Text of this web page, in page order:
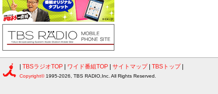
TBSラジオTOP ワイド番組TOP サイトマップ TBSトップ|
Copyright© 1995-2026, TBS RADIO,Inc. All Rights Reserved.